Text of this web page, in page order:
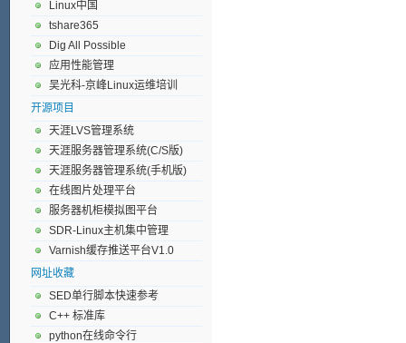
Linux中国
tshare365
Dig All Possible
应用性能管理
吴光科-京峰Linux运维培训
开源项目
天涯LVS管理系统
天涯服务器管理系统(C/S版)
天涯服务器管理系统(手机版)
在线图片处理平台
服务器机柜模拟图平台
SDR-Linux主机集中管理
Varnish缓存推送平台V1.0
网址收藏
SED单行脚本快速参考
C++ 标准库
python在线命令行